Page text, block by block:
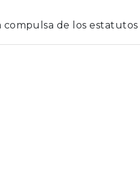
compulsa de los estatutos